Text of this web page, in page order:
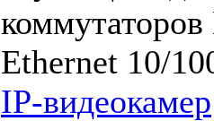
Ethernet 10/
IP-видеокамер